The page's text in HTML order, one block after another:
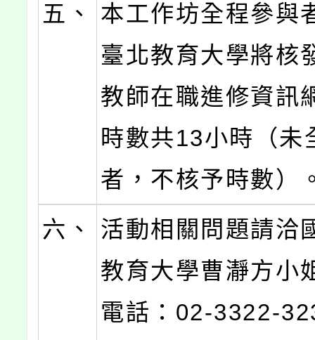
五、
本工作坊全程參與
臺北教育大學將核
教師在職進修資訊
時數共13小時（未
者，不核予時數）
六、
活動相關問題請洽
教育大學曹瀞方小
電話：02-3322-